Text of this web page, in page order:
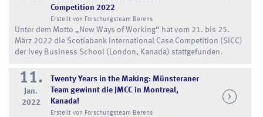
Competition 2022
Erstellt von Forschungsteam Berens
Unter dem Motto „New Ways of Working“ hat vom 21. bis 25.
März 2022 die Scotiabank International Case Competition (SICC)
der Ivey Business School (London, Kanada) stattgefunden.
11.
Jan.
2022
Twenty Years in the Making: Münsteraner
Team gewinnt die JMCC in Montreal,
Kanada!
Erstellt von Forschungsteam Berens